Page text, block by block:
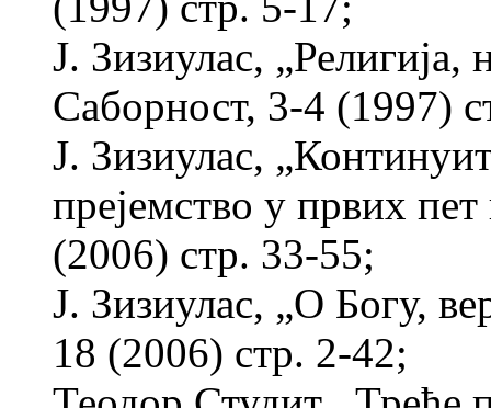
Ј. Зизиулас,
Саборност, 3-4 (1997)
Ј. Зизиулас,
прејемство у првих
(2006) стр. 33-55;
Ј. Зизиулас, „О Богу,
18 (2006) стр. 2-42;